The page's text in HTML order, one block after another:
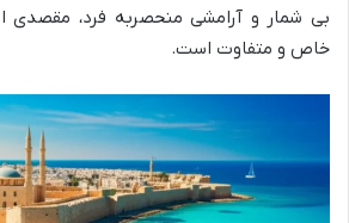
بی شمار و آرامشی منحصربه فرد، مقصدی
خاص و متفاوت است.